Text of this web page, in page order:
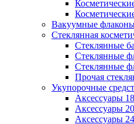
Вакуумные
Стеклянная
Стеклянные
Стеклянные
Стеклянные
Прочая
Укупорочные
Аксессуары
Аксессуары
Аксессуары